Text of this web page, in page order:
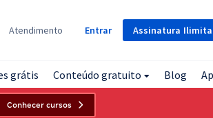
Assinatura
Atendimento Entrar
grátis Conteúdo gratuito Blog
Conhecer cursos